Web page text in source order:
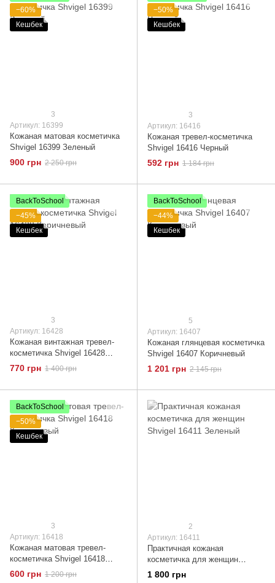
−60%
Кешбек
3
Артикул: 16399
Кожаная матовая косметичка
Shvigel 16399 Зеленый
900 грн 2 250 грн
−50%
Кешбек
3
Артикул: 16416
Кожаная тревел-косметичка
Shvigel 16416 Черный
592 грн 1 184 грн
BackToSchool
−45%
Кешбек
3
Артикул: 16428
Кожаная винтажная тревел-
косметичка Shvigel 16428
Коричневый
770 грн 1 400 грн
BackToSchool
−44%
Кешбек
5
Артикул: 16407
Кожаная глянцевая косметичка
Shvigel 16407 Коричневый
1 201 грн 2 145 грн
BackToSchool
−50%
Кешбек
3
Артикул: 16418
Кожаная матовая тревел-
косметичка Shvigel 16418
Коричневый
600 грн 1 200 грн
2
Артикул: 16411
Практичная кожаная
косметичка для женщин
Shvigel 16411 Зеленый
1 800 грн